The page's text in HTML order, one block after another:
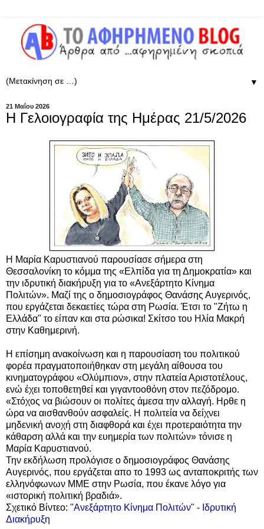
▼
21 Μαΐου 2026
Η Γελοιογραφία της Ημέρας 21/5/2026
Η Μαρία Καρυστιανού παρουσίασε σήμερα στη
Θεσσαλονίκη το κόμμα της «Ελπίδα για τη Δημοκρατία» και
την ιδρυτική διακήρυξη για το «Ανεξάρτητο Κίνημα
Πολιτών». Μαζί της ο δημοσιογράφος Θανάσης Αυγερινός,
που εργάζεται δεκαετίες τώρα στη Ρωσία. Έτσι το "Ζήτω η
Ελλάδα" το είπαν και στα ρώσικα! Σκίτσο του Ηλία Μακρή
στην Καθημερινή.
Η επίσημη ανακοίνωση και η παρουσίαση του πολιτικού
φορέα πραγματοποιήθηκαν στη μεγάλη αίθουσα του
κινηματογράφου «Ολύμπιον», στην πλατεία Αριστοτέλους,
ενώ έχει τοποθετηθεί και γιγαντοοθόνη στον πεζόδρομο.
«Στόχος να βιώσουν οι πολίτες άμεσα την αλλαγή. Ηρθε η
ώρα να αισθανθούν ασφαλείς. Η πολιτεία να δείχνει
μηδενική ανοχή στη διαφθορά και έχει προτεραιότητα την
κάθαρση αλλά και την ευημερία των πολιτών» τόνισε η
Μαρία Καρυστιανού.
Την εκδήλωση προλόγισε ο δημοσιογράφος Θανάσης
Αυγερινός, που εργάζεται απο το 1993 ως ανταποκριτής των
ελληνόφωνων ΜΜΕ στην Ρωσία, που έκανε λόγο για
«ιστορική πολιτική βραδιά».
Σχετικό Βίντεο: "Ανεξάρτητο Κίνημα Πολιτών" - Ιδρυτική
Διακήρυξη